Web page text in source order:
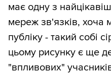
має одну з
мереж зв'язків, хоча
публіку - такий собі
цьому рисунку є ще
"впливових"